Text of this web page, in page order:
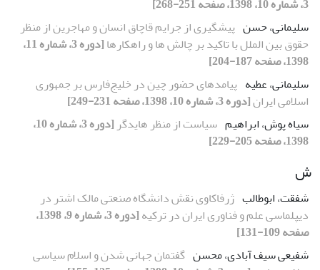
سلیمانی، حسن پیشگیری از جرایم قاچاق انسان و مهاجرین از منظر
حقوق بین الملل با تاکید بر چالش ها و راهکارها
[دوره 3، شماره 11،
1398، صفحه 187-204]
سلیمانی، عطیه پیامدهای حضور چین در خلیج‌فارس بر جمهوری
اسلامی ایران[دوره 3، شماره 10، 1398، صفحه 231-249]
سیاه پوش، ابراهیم سیاست از منظر هایدگر
[دوره 3، شماره 10،
1398، صفحه 205-229]
ش
شفقت، ابوطالب ژرفاکاوی نقش دانشگاه صنعتی مالک اشتر در
دیپلماسی علم و فناوری ایران در ترکیه
[دوره 3، شماره 9، 1398،
صفحه 109-131]
شفیعی سیف آبادی، محسن گفتمان جهانی شدن و اسلام سیاسی